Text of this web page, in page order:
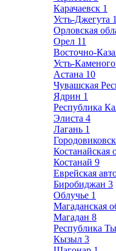
Карачаевск 1
Усть-Джегута 1
Орловская
Орел 11
Восточно-
Усть-
Астана 10
Чувашская
Ядрин 1
Республика
Элиста 4
Лагань 1
Городовиковск
Костанайская
Костанай 9
Еврейская
Биробиджан 3
Облучье 1
Магаданская
Магадан 8
Республика
Кызыл 3